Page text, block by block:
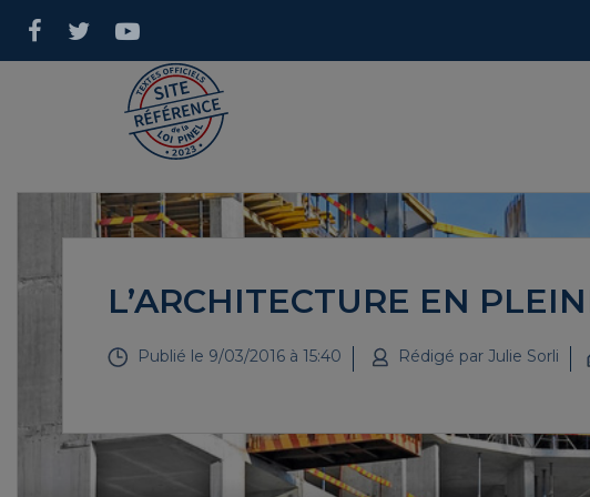
L’ARCHITECTURE EN
Publié le 9/03/2016 à 15:40 Rédigé par Julie Sorli